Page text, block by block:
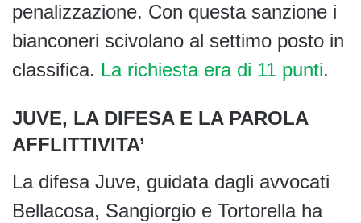
penalizzazione. Con questa sanzione i
bianconeri scivolano al settimo posto in
classifica. La richiesta era di 11 punti.
JUVE, LA DIFESA E LA PAROLA
AFFLITTIVITA’
La difesa Juve, guidata dagli avvocati
Bellacosa, Sangiorgio e Tortorella ha